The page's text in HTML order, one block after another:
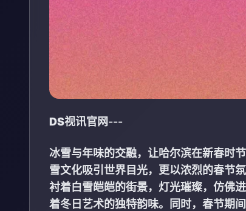
DS视讯官网---
冰雪与年味的交融，让哈尔滨在新春时
雪文化吸引世界目光，更以浓烈的春节
衬着白雪皑皑的街景，灯光璀璨，仿佛
着冬日艺术的独特韵味。同时，春节期